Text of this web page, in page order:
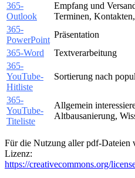
365-
Outlook
Empfang und
Terminen,
365-
PowerPoint
Präsentation
365-Word
Textverarbeitung
365-
YouTube-
Hitliste
Sortierung nach
365-
YouTube-
Titeliste
Allgemein
Altbausanierung,
Für die Nutzung aller pdf-
Lizenz:
https://creativecommons.org/